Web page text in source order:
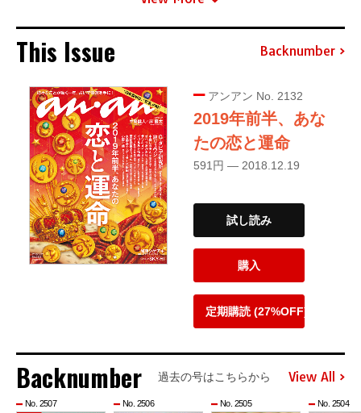
This Issue Backnumber
アンアン No. 2132
2019年前半、あな
たの恋と運命
591円 — 2018.12.19
試し読み
購入
定期購読 (27%OFF)
Backnumber 過去の号はこちらから View All
No. 2507 No. 2506 No. 2505 No. 2504